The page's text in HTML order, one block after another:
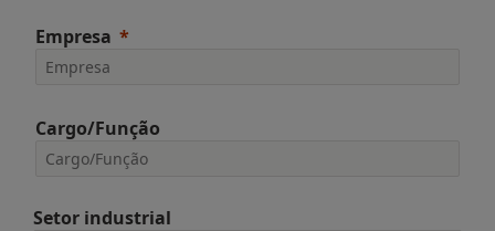
Empresa
Cargo/Função
Setor industrial